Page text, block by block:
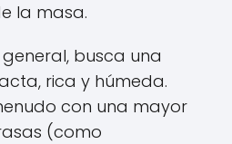
la masa.
busca una
rica y húmeda.
con una mayor
(como